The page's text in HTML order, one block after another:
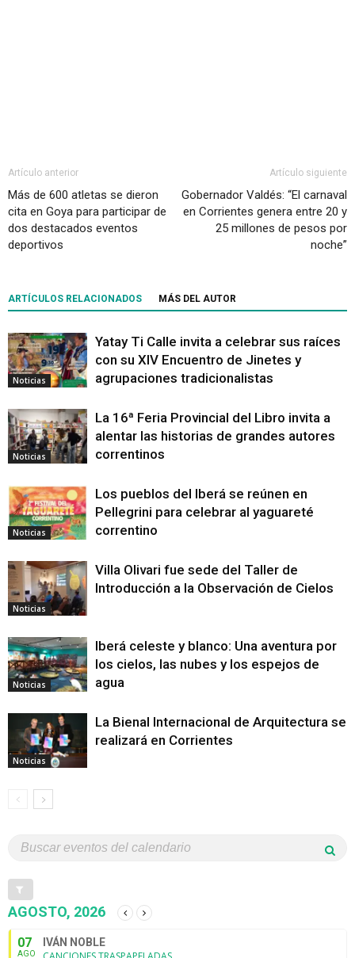
Artículo anterior
Más de 600 atletas se dieron
cita en Goya para participar de
dos destacados eventos
deportivos
Artículo siguiente
Gobernador Valdés: “El carnaval
en Corrientes genera entre 20 y
25 millones de pesos por
noche”
ARTÍCULOS RELACIONADOS MÁS DEL AUTOR
Noticias
Yatay Ti Calle invita a celebrar sus raíces
con su XIV Encuentro de Jinetes y
agrupaciones tradicionalistas
Noticias
La 16ª Feria Provincial del Libro invita a
alentar las historias de grandes autores
correntinos
Noticias
Los pueblos del Iberá se reúnen en
Pellegrini para celebrar al yaguareté
correntino
Noticias
Villa Olivari fue sede del Taller de
Introducción a la Observación de Cielos
Noticias
Iberá celeste y blanco: Una aventura por
los cielos, las nubes y los espejos de
agua
Noticias
La Bienal Internacional de Arquitectura se
realizará en Corrientes
AGOSTO, 2026
07
AGO
IVÁN NOBLE